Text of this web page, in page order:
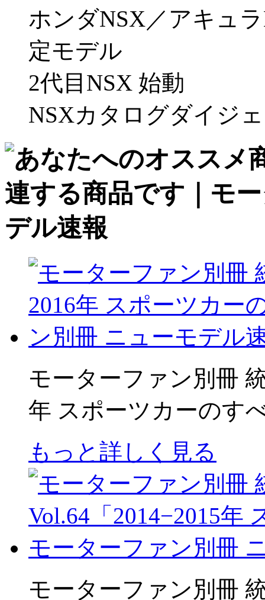
ホンダNSX／アキュ
定モデル
2代目NSX 始動
NSXカタログダイジ
モーターファン別冊
年 スポーツカーのす
もっと詳しく見る
モーターファン別冊